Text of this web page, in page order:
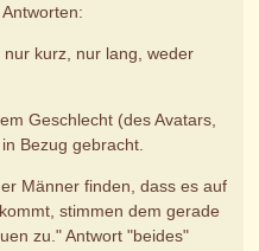
kurz, nur lang, weder
Geschlecht (des Avatars,
Bezug gebracht.
Männer finden, dass es auf
stimmen dem gerade
zu." Antwort "beides"